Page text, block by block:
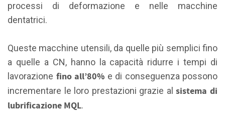
processi di deformazione e nelle macchine
dentatrici.
Queste macchine utensili, da quelle più semplici fino
a quelle a CN, hanno la capacità ridurre i tempi di
lavorazione fino all’80% e di conseguenza possono
incrementare le loro prestazioni grazie al sistema di
lubrificazione MQL.